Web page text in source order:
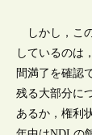
しかし，こ
しているのは
間満了を確認
残る大部分に
あるか，権利